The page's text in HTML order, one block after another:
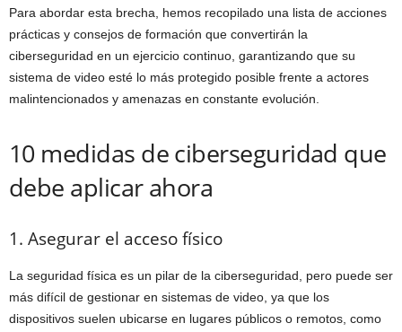
Para abordar esta brecha, hemos recopilado una lista de acciones
prácticas y consejos de formación que convertirán la
ciberseguridad en un ejercicio continuo, garantizando que su
sistema de video esté lo más protegido posible frente a actores
malintencionados y amenazas en constante evolución.
10 medidas de ciberseguridad que
debe aplicar ahora
1. Asegurar el acceso físico
La seguridad física es un pilar de la ciberseguridad, pero puede ser
más difícil de gestionar en sistemas de video, ya que los
dispositivos suelen ubicarse en lugares públicos o remotos, como